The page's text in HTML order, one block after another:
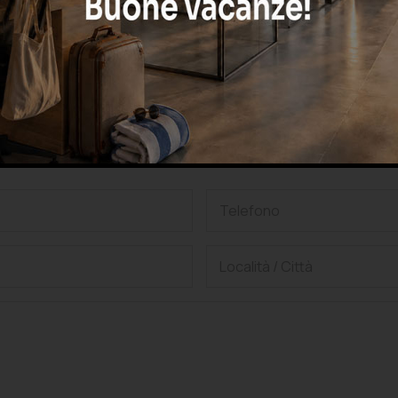
CHIAMA ORA
oppure
una consulenza